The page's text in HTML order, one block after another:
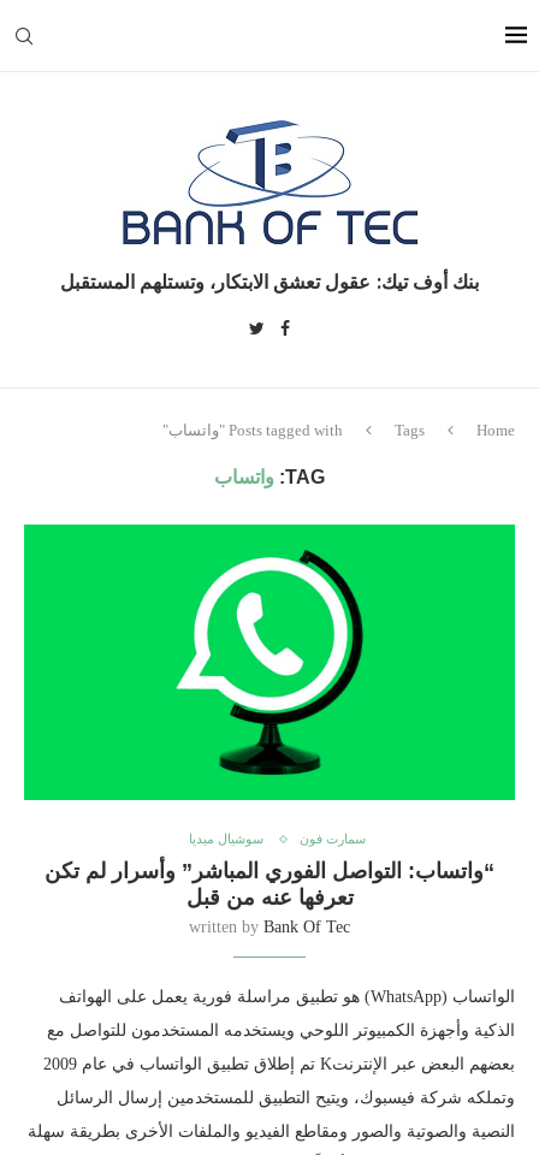
بنك أوف تيك: عقول تعشق الابتكار، وتستلهم المستقبل
Home
Tags Posts tagged with "واتساب"
TAG: واتساب
سمارت فون سوشيال ميديا
“واتساب: التواصل الفوري المباشر” وأسرار لم تكن
تعرفها عنه من قبل
written by Bank Of Tec
الواتساب (WhatsApp) هو تطبيق مراسلة فورية يعمل على الهواتف
الذكية وأجهزة الكمبيوتر اللوحي ويستخدمه المستخدمون للتواصل مع
بعضهم البعض عبر الإنترنتK تم إطلاق تطبيق الواتساب في عام 2009
وتملكه شركة فيسبوك، ويتيح التطبيق للمستخدمين إرسال الرسائل
النصية والصوتية والصور ومقاطع الفيديو والملفات الأخرى بطريقة سهلة